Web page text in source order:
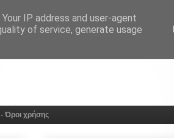
- Όροι χρήσης
IP address and user-agent
of service, generate usage